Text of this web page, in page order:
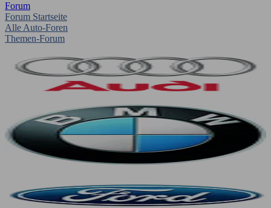
Forum
Forum Startseite
Alle Auto-Foren
Themen-Forum